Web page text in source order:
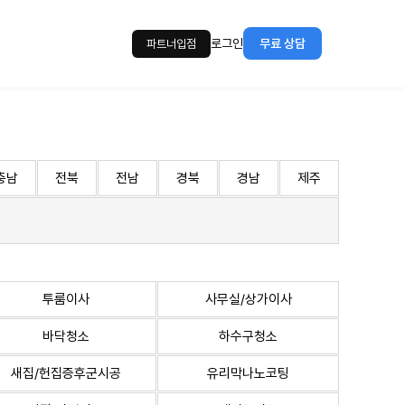
파트너입점 로그인 무료 상담
남 전북 전남 경북 경남 제주
투룸이사 사무실/상가이사
바닥청소 하수구청소
새집/헌집증후군시공 유리막나노코팅